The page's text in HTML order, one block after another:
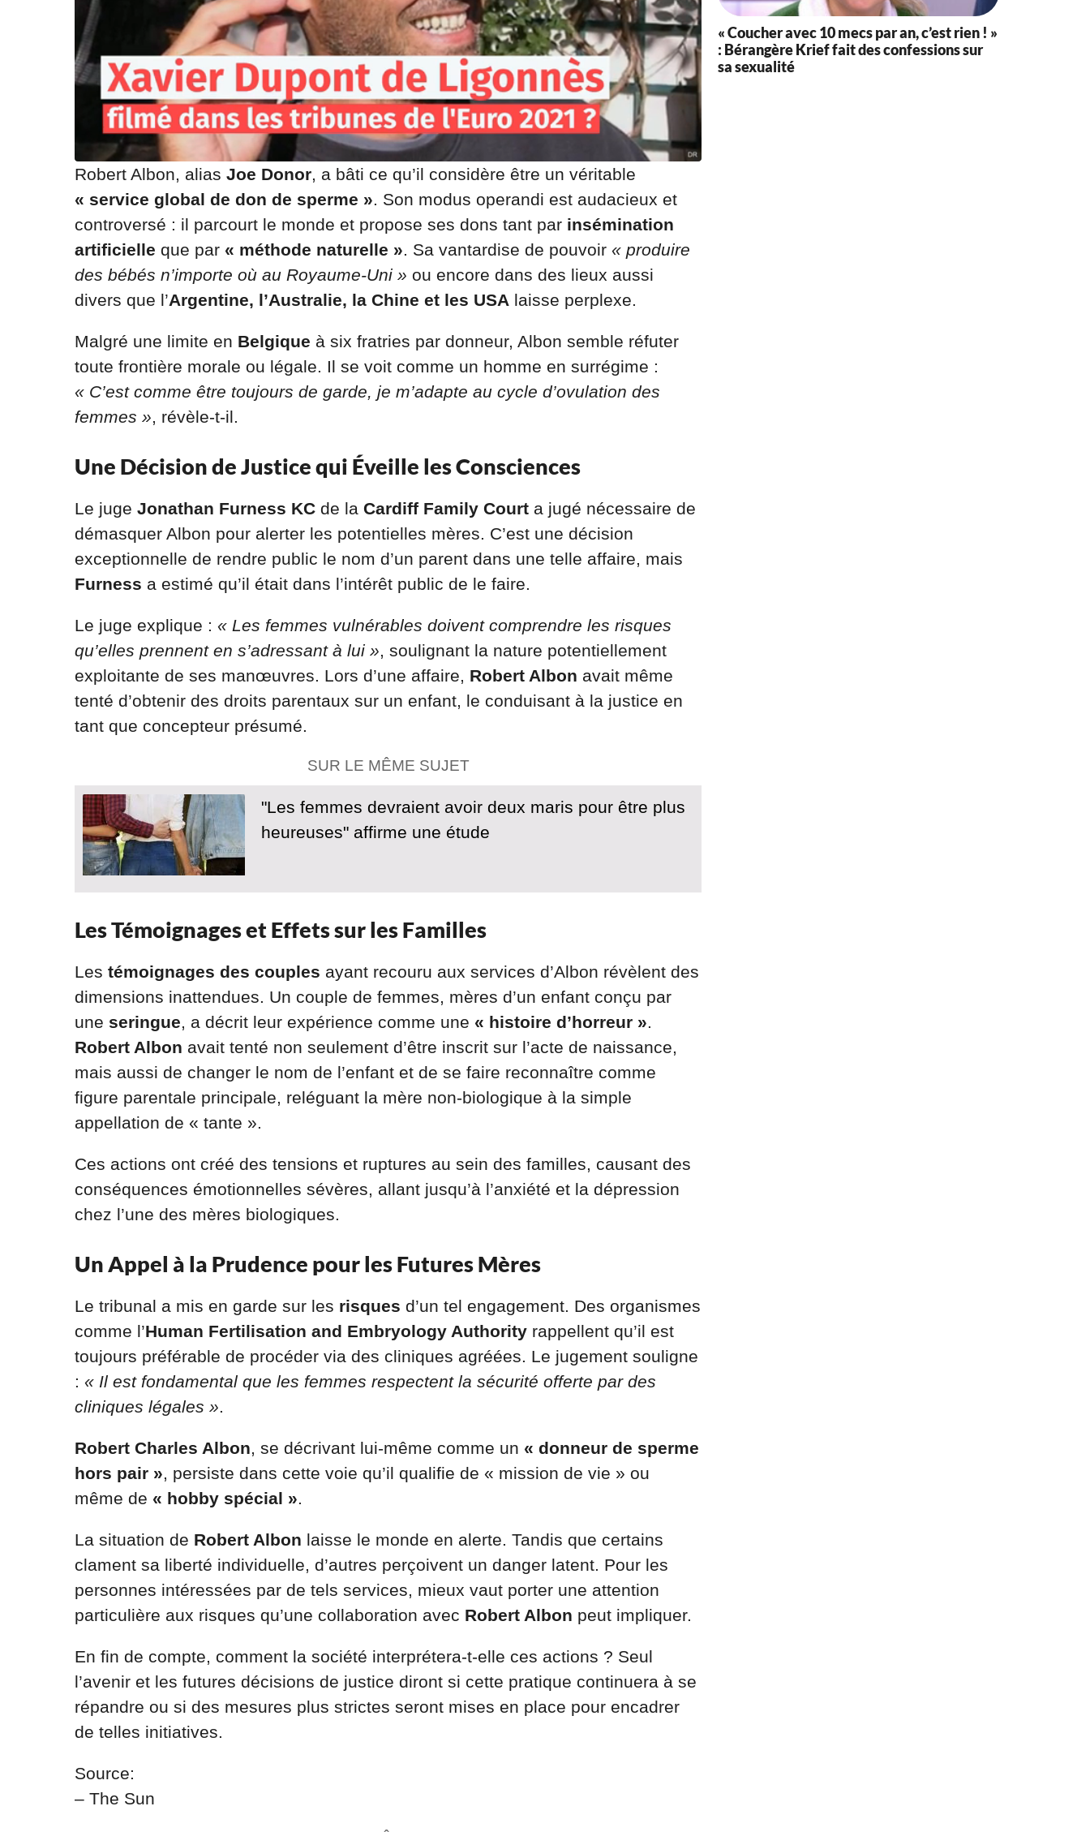
Robert Albon, alias Joe Donor , a bâti ce qu’il considère être un véritable
« service global de don de sperme » . Son modus operandi est audacieux et
controversé : il parcourt le monde et propose ses dons tant par insémination
artificielle que par « méthode naturelle » . Sa vantardise de pouvoir « produire
des bébés n’importe où au Royaume-Uni » ou encore dans des lieux aussi
divers que l’Argentine, l’Australie, la Chine et les USA laisse perplexe.
Malgré une limite en Belgique à six fratries par donneur, Albon semble réfuter
toute frontière morale ou légale. Il se voit comme un homme en surrégime :
« C’est comme être toujours de garde, je m’adapte au cycle d’ovulation des
femmes » , révèle-t-il.
Une Décision de Justice qui Éveille les Consciences
Le juge Jonathan Furness KC de la Cardiff Family Court a jugé nécessaire de
démasquer Albon pour alerter les potentielles mères. C’est une décision
exceptionnelle de rendre public le nom d’un parent dans une telle affaire, mais
Furness a estimé qu’il était dans l’intérêt public de le faire.
Le juge explique : « Les femmes vulnérables doivent comprendre les risques
qu’elles prennent en s’adressant à lui » , soulignant la nature potentiellement
exploitante de ses manœuvres. Lors d’une affaire, Robert Albon avait même
tenté d’obtenir des droits parentaux sur un enfant, le conduisant à la justice en
tant que concepteur présumé.
SUR LE MÊME SUJET
"Les femmes devraient avoir deux maris pour être plus
heureuses" affirme une étude
Les Témoignages et Effets sur les Familles
Les témoignages des couples ayant recouru aux services d’Albon révèlent des
dimensions inattendues. Un couple de femmes, mères d’un enfant conçu par
une seringue , a décrit leur expérience comme une « histoire d’horreur »
Robert Albon avait tenté non seulement d’être inscrit sur l’acte de naissance,
mais aussi de changer le nom de l’enfant et de se faire reconnaître comme
figure parentale principale, reléguant la mère non-biologique à la simple
appellation de « tante ».
Ces actions ont créé des tensions et ruptures au sein des familles, causant des
conséquences émotionnelles sévères, allant jusqu’à l’anxiété et la dépression
chez l’une des mères biologiques.
Un Appel à la Prudence pour les Futures Mères
Le tribunal a mis en garde sur les risques d’un tel engagement. Des organismes
comme l’Human Fertilisation and Embryology Authority rappellent qu’il est
toujours préférable de procéder via des cliniques agréées. Le jugement souligne
: « Il est fondamental que les femmes respectent la sécurité offerte par des
cliniques légales »
Robert Charles Albon , se décrivant lui-même comme un « donneur de sperme
hors pair » , persiste dans cette voie qu’il qualifie de « mission de vie » ou
même de « hobby spécial »
La situation de Robert Albon laisse le monde en alerte. Tandis que certains
clament sa liberté individuelle, d’autres perçoivent un danger latent. Pour les
personnes intéressées par de tels services, mieux vaut porter une attention
particulière aux risques qu’une collaboration avec Robert Albon peut impliquer.
En fin de compte, comment la société interprétera-t-elle ces actions ? Seul
l’avenir et les futures décisions de justice diront si cette pratique continuera à se
répandre ou si des mesures plus strictes seront mises en place pour encadrer
de telles initiatives.
Source:
– The Sun
« Coucher avec 10 mecs par an, c’est rien ! »
: Bérangère Krief fait des confessions sur
sa sexualité